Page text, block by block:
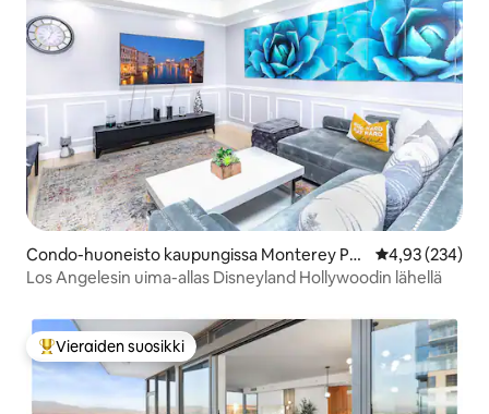
Condo-huoneisto kaupungissa Monterey Par
k
4,93 (234)
Los Angelesin uima-allas Disneyland Hollywoodin lähellä
Vieraiden suosikkien parhaimmistoa
Vieraiden suosikki